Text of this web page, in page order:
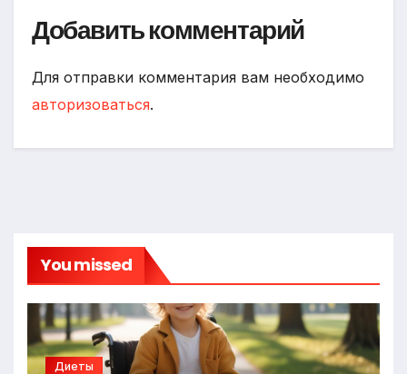
Добавить комментарий
Для отправки комментария вам необходимо
авторизоваться.
You missed
Диеты